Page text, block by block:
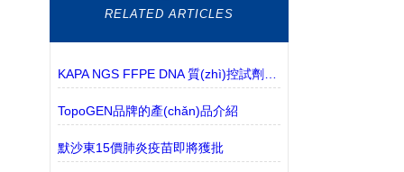
RELATED ARTICLES
TopoGEN品牌的產(chǎn)品介紹
默沙東15價肺炎疫苗即將獲批